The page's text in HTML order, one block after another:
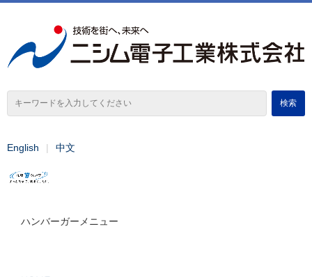
English 中文
ハンバーガーメニュー